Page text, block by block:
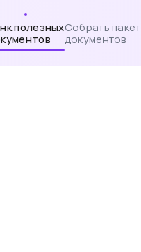
полезныхСобрать пакет
документов